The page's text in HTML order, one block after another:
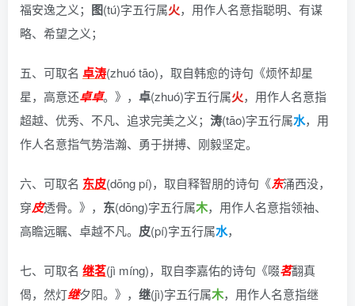
福安逸之义； 图(tú)字五行属火，用作人名意指聪明、有谋
略、希望之义；
五、可取名 卓涛(zhuó tāo)， 取自韩愈的诗句《烦怀却星
星，高意还卓卓。》 ， 卓(zhuó)字五行属火，用作人名意指
超越、优秀、不凡、追求完美之义； 涛(tāo)字五行属水，用
作人名意指气势浩瀚、勇于拼搏、刚毅坚定。
六、可取名 东皮(dōng pí)， 取自释智朋的诗句《东涌西没，
穿皮透骨。》 ， 东(dōng)字五行属木，用作人名意指领袖、
高瞻远瞩、卓越不凡。 皮(pí)字五行属水，
七、可取名 继茗(jì míng)， 取自李嘉佑的诗句《啜茗翻真
偈，然灯继夕阳。》 ， 继(jì)字五行属木，用作人名意指继